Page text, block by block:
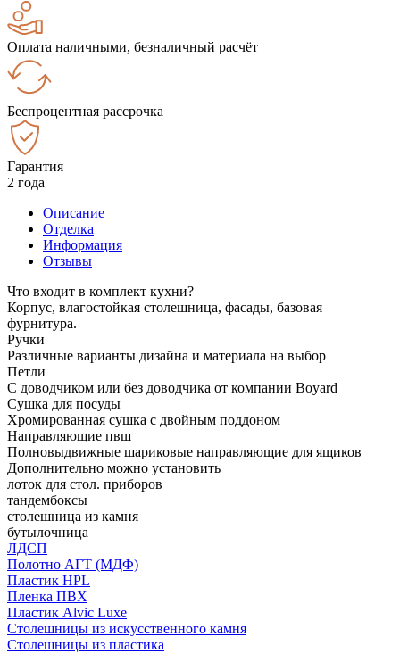
Оплата наличными, безналичный расчёт
Беспроцентная рассрочка
Гарантия
2 года
Описание
Отделка
Информация
Отзывы
Что входит в комплект кухни?
Корпус, влагостойкая столешница, фасады, базовая
фурнитура.
Ручки
Различные варианты дизайна и материала на выбор
Петли
С доводчиком или без доводчика от компании Boyard
Сушка для посуды
Хромированная сушка с двойным поддоном
Направляющие пвш
Полновыдвижные шариковые направляющие для ящиков
Дополнительно можно установить
лоток для стол. приборов
тандембоксы
столешница из камня
бутылочница
ЛДСП
Полотно АГТ (МДФ)
Пластик HPL
Пленка ПВХ
Пластик Alvic Luxe
Столешницы из искусственного камня
Столешницы из пластика